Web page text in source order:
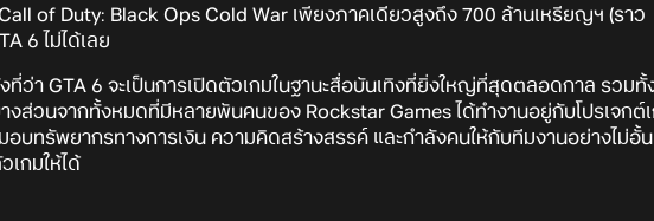
of Duty: Black Ops Cold War เพียงภาคเดียวสูงถึง 700 ล้านเหรียญฯ (ราว
6 ไม่ได้เลย
า GTA 6 จะเป็นการเปิดตัวเกมในฐานะสื่อบันเทิงที่ยิ่งใหญ่ที่สุดตลอดกาล รวมทั้
งส่วนจากทั้งหมดที่มีหลายพันคนของ Rockstar Games ได้ทำงานอยู่กับโปรเจกต์
บทรัพยากรทางการเงิน ความคิดสร้างสรรค์ และกำลังคนให้กับทีมงานอย่างไม่อั้
เกมให้ได้